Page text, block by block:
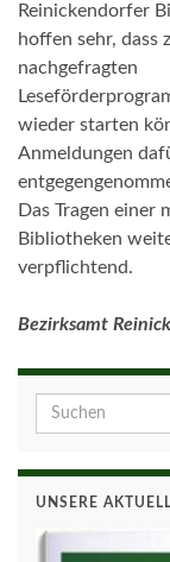
Reinickendorfer
hoffen sehr, dass
nachgefragten
wieder starten
Anmeldungen
Das Tragen einer
Bibliotheken
verpflichtend.
Bezirksamt
Search for:
UNSERE